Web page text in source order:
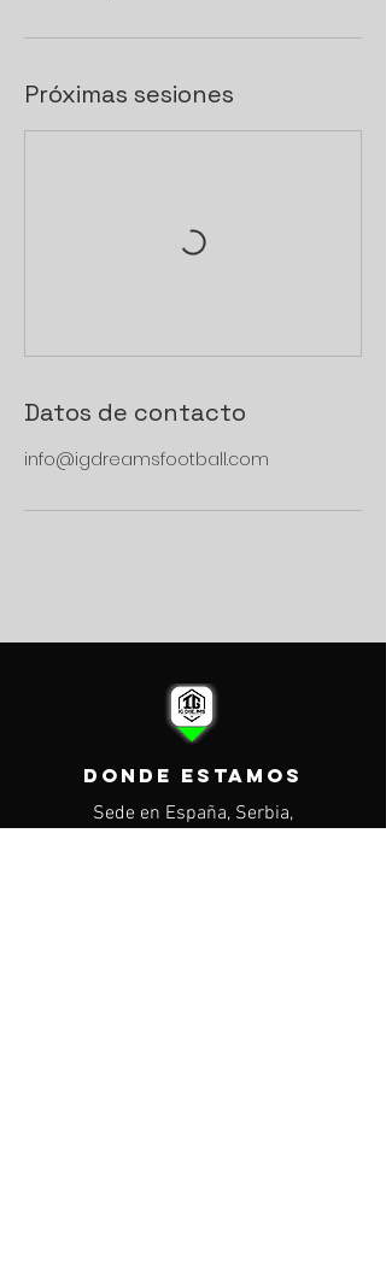
Próximas sesiones
Datos de contacto
info@igdreamsfootball.com
DONDE ESTAMOS
Sede en España, Serbia,